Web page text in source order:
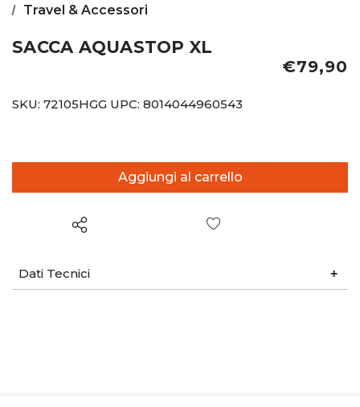
Travel & Accessori
SACCA AQUASTOP XL
€79,90
SKU: 72105HGG UPC: 8014044960543
Dati Tecnici